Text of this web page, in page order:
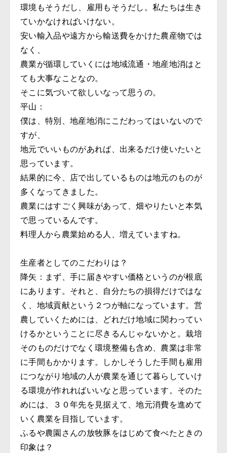
環境もそうだし、雇用もそうだし。私たちは生き
ていかなければいけない。
安い輸入品や遠方から輸送費をかけた農産物では
なく、
農業が循環していくには地域流通・地産地消はと
ても大事なことなの。
そこに気づいて欲しいなって思うの。
平山：
僕は、特別、地産地消にこだわってはいないので
すが、
地元でいいものがあれば、出来るだけ使いたいと
思っています。
結果的に今、店で出しているものは地元のものが
多くなってきました。
農業にはすごく興味があって、畑やりたいと本気
で思っているんです。
料理人から農業始める人、増えていますね。
生産者としてのこだわりは？
降矢：まず、手に届きやすい価格というのが根底
にあります。それと、自分たちの損得だけではな
く、地域貢献という２つが軸になっています。営
農していくためには、どれだけ地域に関わってい
けるかということに尽きるんじゃないかと。栽培
そのものだけでなく環境整備も含め、農業は非常
に手間もかかります。しかしそうした手間も雇用
につながり地域の人が農業を通じて暮らしていけ
る環境が作れればいいなと思っています。そのた
めには、３０年先を見据えて、地元消費を進めて
いく農業を目指しています。
ふるや農園さんの放牧豚をはじめて食べたときの
印象は？